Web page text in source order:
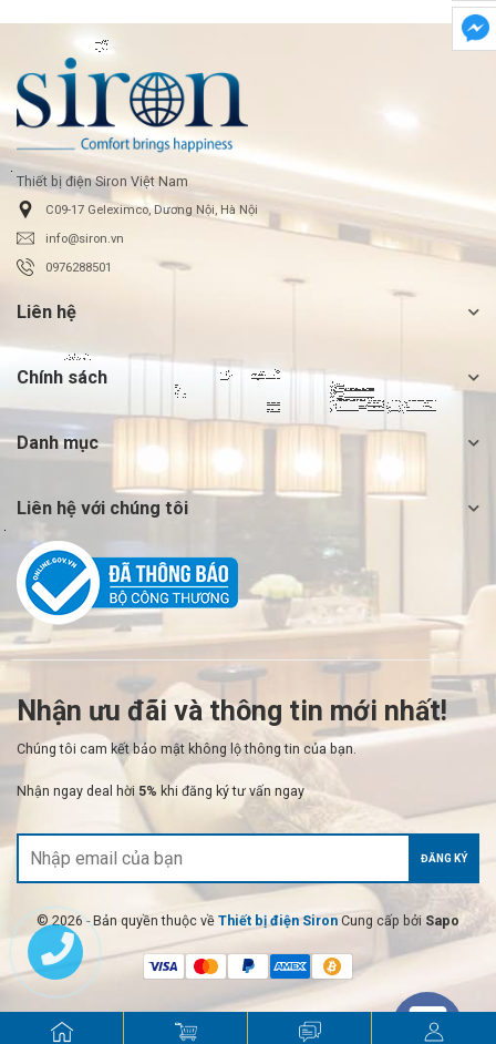
Thiết bị điện Siron Việt Nam
C09-17 Geleximco, Dương Nội, Hà Nội
info@siron.vn
0976288501
Liên hệ
Chính sách
Danh mục
Liên hệ với chúng tôi
Nhận ưu đãi và thông tin mới nhất!
Chúng tôi cam kết bảo mật không lộ thông tin của bạn.
Nhận ngay deal hời 5% khi đăng ký tư vấn ngay
ĐĂNG KÝ
© 2026 - Bản quyền thuộc về Thiết bị điện Siron Cung cấp bởi Sapo